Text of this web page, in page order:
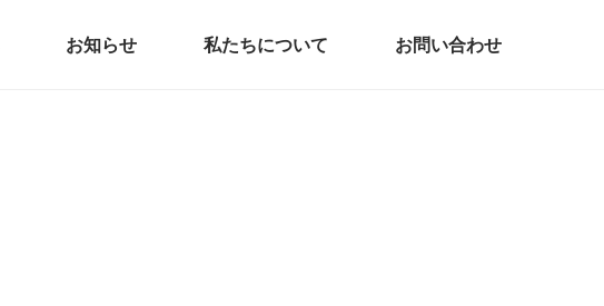
お知らせ 私たちについて お問い合わせ